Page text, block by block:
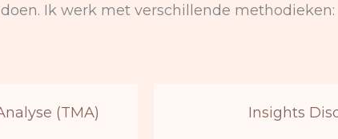
Ik werk met verschillende methodieken:
(TMA) Insights